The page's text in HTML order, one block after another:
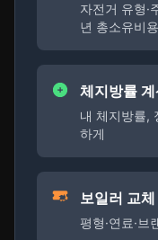
자전거 유형·
년 총소유비
체지방률 계
내 체지방률,
하게
보일러 교
평형·연료·